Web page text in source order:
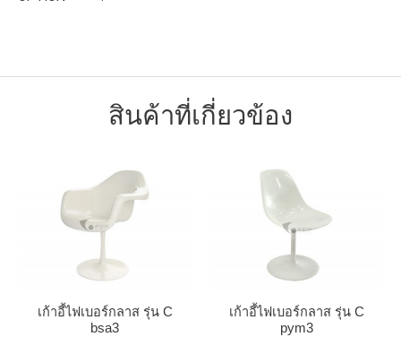
สินค้าที่เกี่ยวข้อง
เก้าอี้ไฟเบอร์กลาส รุ่น C
bsa3
เก้าอี้ไฟเบอร์กลาส รุ่น C
pym3